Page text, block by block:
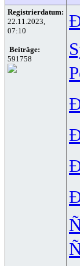
Registrierdatum:
22.11.2023,
07:10
Beiträge:
591758